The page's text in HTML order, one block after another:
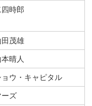
四時郎
田茂雄
晴人
ョウ・キャピタル
ーズ